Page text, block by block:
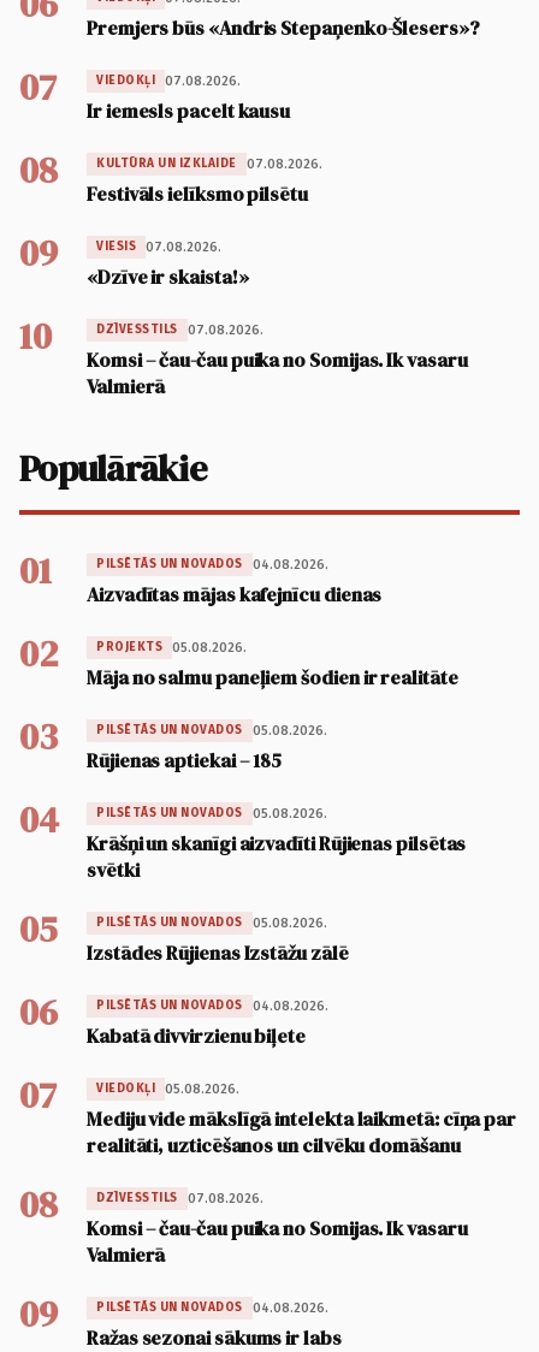
Premjers būs «Andris Stepaņenko-Šlesers»?
07 VIEDOKĻI 07.08.2026.
Ir iemesls pacelt kausu
08 KULTŪRA UN IZKLAIDE 07.08.2026.
Festivāls ielīksmo pilsētu
09 VIESIS 07.08.2026.
«Dzīve ir skaista!»
10 DZĪVESSTILS 07.08.2026.
Komsi – čau-čau puika no Somijas. Ik vasaru
Valmierā
Populārākie
01 PILSĒTĀS UN NOVADOS 04.08.2026.
Aizvadītas mājas kafejnīcu dienas
02 PROJEKTS 05.08.2026.
Māja no salmu paneļiem šodien ir realitāte
03 PILSĒTĀS UN NOVADOS 05.08.2026.
Rūjienas aptiekai – 185
04 PILSĒTĀS UN NOVADOS 05.08.2026.
Krāšņi un skanīgi aizvadīti Rūjienas pilsētas
svētki
05 PILSĒTĀS UN NOVADOS 05.08.2026.
Izstādes Rūjienas Izstāžu zālē
06 PILSĒTĀS UN NOVADOS 04.08.2026.
Kabatā divvirzienu biļete
07 VIEDOKĻI 05.08.2026.
Mediju vide mākslīgā intelekta laikmetā: cīņa par
realitāti, uzticēšanos un cilvēku domāšanu
08 DZĪVESSTILS 07.08.2026.
Komsi – čau-čau puika no Somijas. Ik vasaru
Valmierā
09 PILSĒTĀS UN NOVADOS 04.08.2026.
Ražas sezonai sākums ir labs